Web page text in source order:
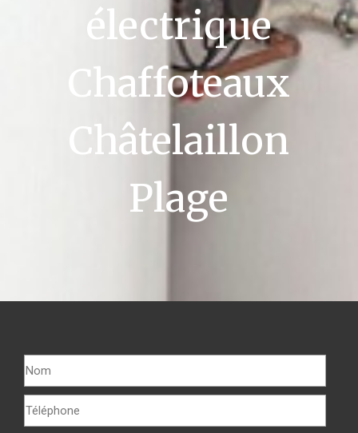
électrique
Chaffoteaux
Châtelaillon
Plage